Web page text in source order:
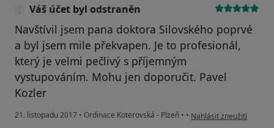
Váš účet byl odstraněn
Navštívil jsem pana doktora Silovského poprvé
a byl jsem mile překvapen. Je to profesionál,
který je velmi pečlivý s příjemným
vystupováním. Mohu jen doporučit. Pavel
Kozler
21. listopadu 2017 • Ordinace Koterovská - Plzeň • • podle názoru uživatele
Nahlásit zneužití